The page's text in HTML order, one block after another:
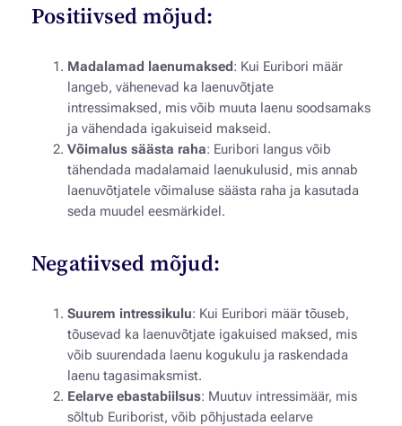
Positiivsed mõjud:
Madalamad laenumaksed : Kui Euribori määr
langeb, vähenevad ka laenuvõtjate
intressimaksed, mis võib muuta laenu soodsamaks
ja vähendada igakuiseid makseid.
Võimalus säästa raha: Euribori langus võib
tähendada madalamaid laenukulusid, mis annab
laenuvõtjatele võimaluse säästa raha ja kasutada
seda muudel eesmärkidel.
Negatiivsed mõjud:
Suurem intressikulu: Kui Euribori määr tõuseb,
tõusevad ka laenuvõtjate igakuised maksed, mis
võib suurendada laenu kogukulu ja raskendada
laenu tagasimaksmist.
Eelarve ebastabiilsus: Muutuv intressimäär, mis
sõltub Euriborist, võib põhjustada eelarve